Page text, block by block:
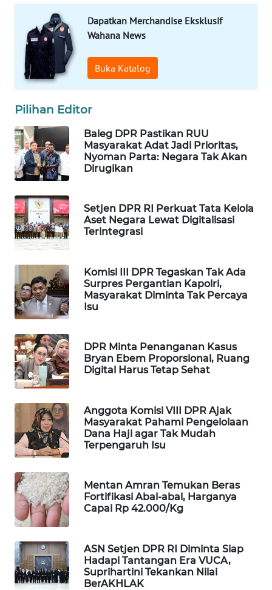
Dapatkan Merchandise Eksklusif
Wahana News
Buka Katalog
Pilihan Editor
Baleg DPR Pastikan RUU
Masyarakat Adat Jadi Prioritas,
Nyoman Parta: Negara Tak Akan
Dirugikan
Setjen DPR RI Perkuat Tata Kelola
Aset Negara Lewat Digitalisasi
Terintegrasi
Komisi III DPR Tegaskan Tak Ada
Surpres Pergantian Kapolri,
Masyarakat Diminta Tak Percaya
Isu
DPR Minta Penanganan Kasus
Bryan Ebem Proporsional, Ruang
Digital Harus Tetap Sehat
Anggota Komisi VIII DPR Ajak
Masyarakat Pahami Pengelolaan
Dana Haji agar Tak Mudah
Terpengaruh Isu
Mentan Amran Temukan Beras
Fortifikasi Abal-abal, Harganya
Capai Rp 42.000/Kg
ASN Setjen DPR RI Diminta Siap
Hadapi Tantangan Era VUCA,
Suprihartini Tekankan Nilai
BerAKHLAK
WAHANA
HEALTH
WAHANA
DESA
WISATA
WAHANA
Wahana
Network
KONSUMEN
LISTRIK
MASYARAKAT
KELISTRIKAN
WALINKI
ID
MAWAKA
ID
MARTABAT
PLN
WATCH
MKLI
LPKKI
LKKI
KOPEKLIN